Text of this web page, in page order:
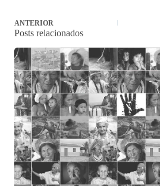
ANTERIOR
Posts relacionados